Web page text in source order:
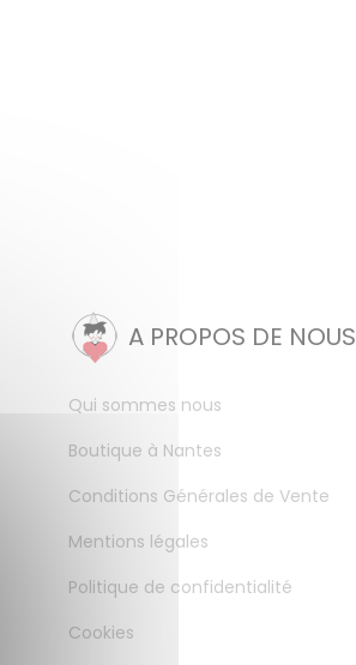
A PROPOS DE NOUS
Qui sommes nous
Boutique à Nantes
Conditions Générales de Vente
Mentions légales
Politique de confidentialité
Cookies